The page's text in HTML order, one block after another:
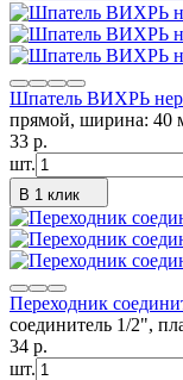
Шпатель ВИХРЬ
прямой, ширина: 40
33 p.
шт.
В 1 клик
Переходник
соединитель 1/2",
34 p.
шт.